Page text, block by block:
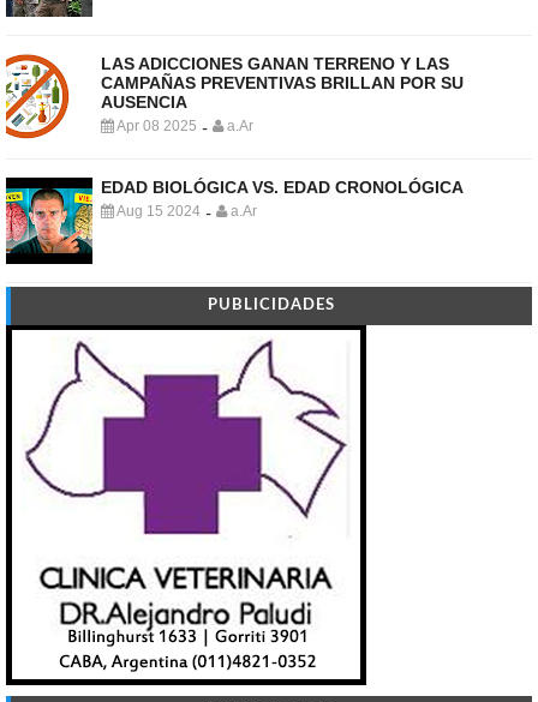
LAS ADICCIONES GANAN TERRENO Y LAS
CAMPAÑAS PREVENTIVAS BRILLAN POR SU
AUSENCIA
Apr 08 2025 - a.Ar
EDAD BIOLÓGICA VS. EDAD CRONOLÓGICA
Aug 15 2024 - a.Ar
PUBLICIDADES